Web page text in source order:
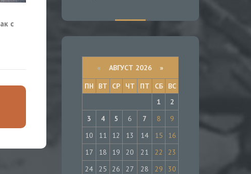
с
« АВГУСТ 2026 »
ПН
ВТ СР ЧТ ПТ СБ
ВС
1
2
3
4 5 6 7 8
9
10
11 12 13 14 15
16
17
18 19 20 21 22
23
24
25 26 27 28 29
30